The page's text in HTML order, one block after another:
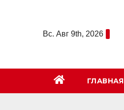
содержимомуВс. Авг 9th, 2026
ГЛАВНАЯ